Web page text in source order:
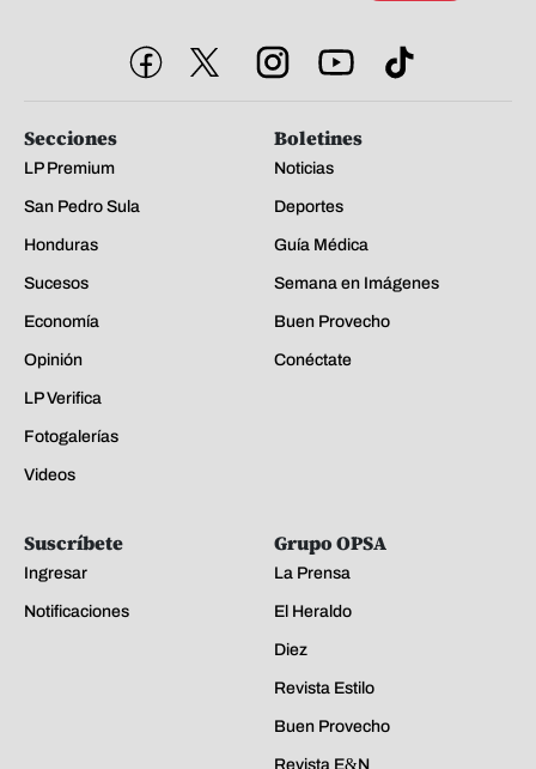
Secciones
LP Premium
San Pedro Sula
Honduras
Sucesos
Economía
Opinión
LP Verifica
Fotogalerías
Videos
Boletines
Noticias
Deportes
Guía Médica
Semana en Imágenes
Buen Provecho
Conéctate
Suscríbete
Ingresar
Notificaciones
Grupo OPSA
La Prensa
El Heraldo
Diez
Revista Estilo
Buen Provecho
Revista E&N